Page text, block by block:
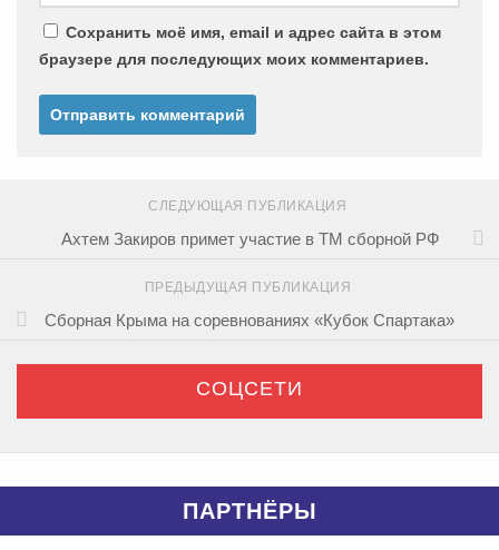
Сохранить моё имя, email и адрес сайта в этом
браузере для последующих моих комментариев.
СЛЕДУЮЩАЯ ПУБЛИКАЦИЯ
Ахтем Закиров примет участие в ТМ сборной РФ
ПРЕДЫДУЩАЯ ПУБЛИКАЦИЯ
Сборная Крыма на соревнованиях «Кубок Спартака»
СОЦСЕТИ
ПАРТНЁРЫ